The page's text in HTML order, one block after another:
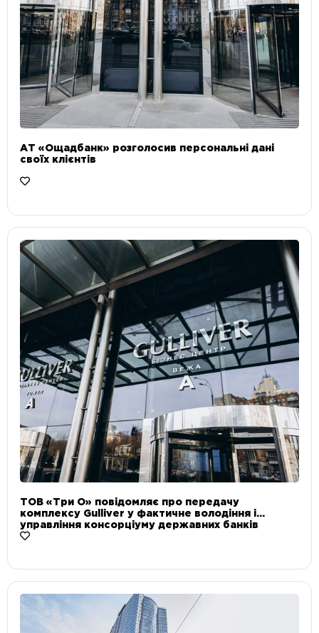
АТ «Ощадбанк» розголосив персональні дані
своїх клієнтів
ТОВ «Три О» повідомляє про передачу
комплексу Gulliver у фактичне володіння і
управління консорціуму державних банків